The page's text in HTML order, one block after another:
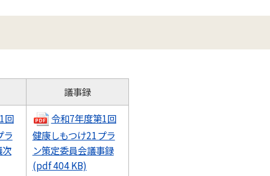
議事録
回
ラ
令和7年度第1回
健康しもつけ21プラ
ン策定委員会議事録
(pdf 404 KB)